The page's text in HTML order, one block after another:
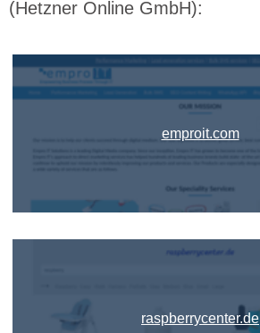
(Hetzner Online GmbH):
emproit.com
raspberrycenter.de